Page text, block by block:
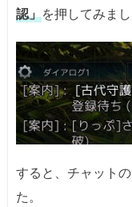
認」を押してみまし
すると、チャット
た。